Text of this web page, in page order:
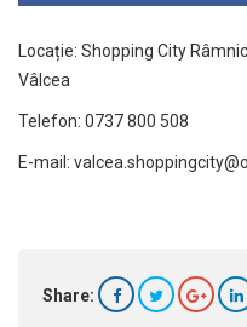
Locație: Shopping City
Vâlcea
Telefon: 0737 800 508
E-mail:
Share: